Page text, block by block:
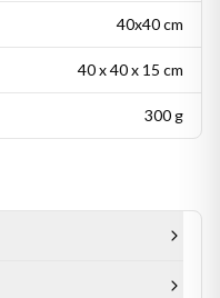
40x40 cm
40 x 40 x 15 cm
300 g